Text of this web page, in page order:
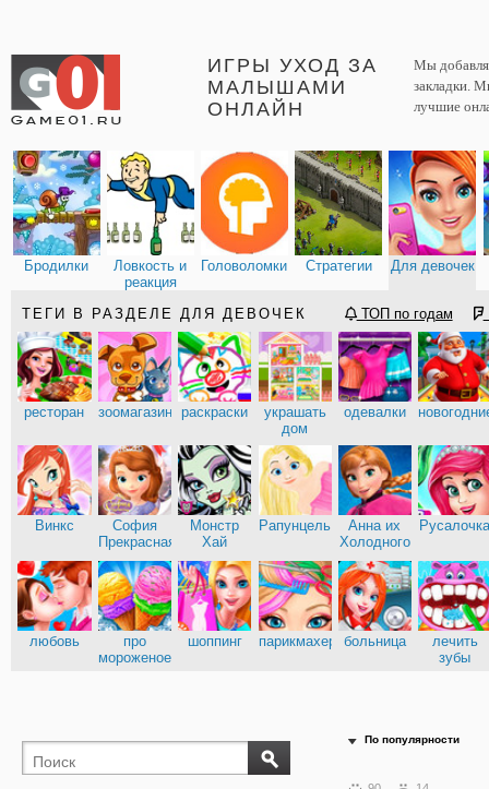
ИГРЫ УХОД ЗА
МАЛЫШАМИ
ОНЛАЙН
Мы
закладки.
лучшие
Бродилки
Ловкость и
реакция
Головоломки Стратегии Для девочек
ТЕГИ В РАЗДЕЛЕ ДЛЯ ДЕВОЧЕК ТОП по годам
ресторан зоомагазин раскраски
украшать
дом
одевалки
Эльза из
Холодного
сердца
Кухня
Сары
Винкс
София
Прекрасная
Монстр
Хай
Рапунцель
Анна их
Холодного
сердца
любовь
про
мороженое
шоппинг парикмахерскиебольница
лечить
зубы
По популярности